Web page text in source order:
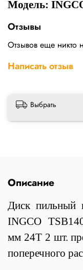
Модель:
Отзывы
Отзывов еще никто
Написать отзыв
Выбрать
Описание
Диск пильный
INGCO
мм 24Т 2 шт.
поперечного